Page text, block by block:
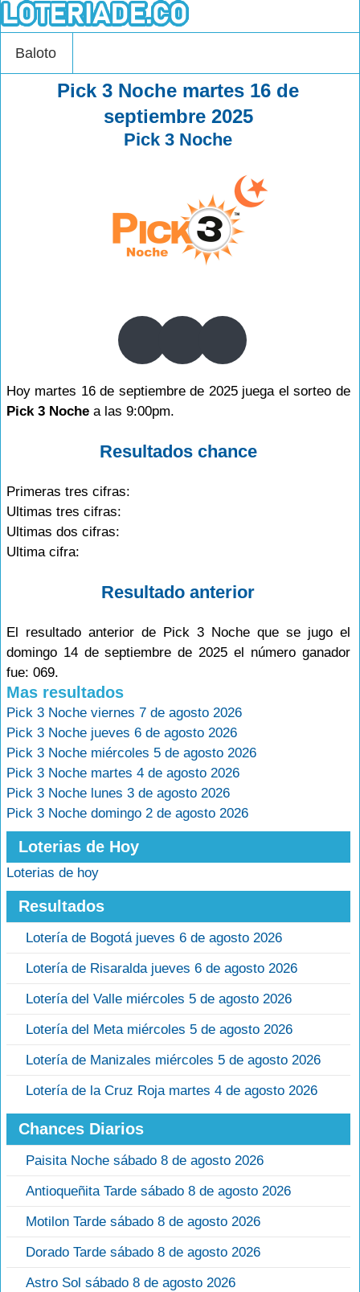
Baloto
Pick 3 Noche martes 16 de
septiembre 2025
Pick 3 Noche
Hoy martes 16 de septiembre de 2025 juega el sorteo de
Pick 3 Noche a las 9:00pm.
Resultados chance
Primeras tres cifras:
Ultimas tres cifras:
Ultimas dos cifras:
Ultima cifra:
Resultado anterior
El resultado anterior de Pick 3 Noche que se jugo el
domingo 14 de septiembre de 2025 el número ganador
fue: 069.
Mas resultados
Pick 3 Noche viernes 7 de agosto 2026
Pick 3 Noche jueves 6 de agosto 2026
Pick 3 Noche miércoles 5 de agosto 2026
Pick 3 Noche martes 4 de agosto 2026
Pick 3 Noche lunes 3 de agosto 2026
Pick 3 Noche domingo 2 de agosto 2026
Loterias de Hoy
Loterias de hoy
Resultados
Lotería de Bogotá jueves 6 de agosto 2026
Lotería de Risaralda jueves 6 de agosto 2026
Lotería del Valle miércoles 5 de agosto 2026
Lotería del Meta miércoles 5 de agosto 2026
Lotería de Manizales miércoles 5 de agosto 2026
Lotería de la Cruz Roja martes 4 de agosto 2026
Chances Diarios
Paisita Noche sábado 8 de agosto 2026
Antioqueñita Tarde sábado 8 de agosto 2026
Motilon Tarde sábado 8 de agosto 2026
Dorado Tarde sábado 8 de agosto 2026
Astro Sol sábado 8 de agosto 2026